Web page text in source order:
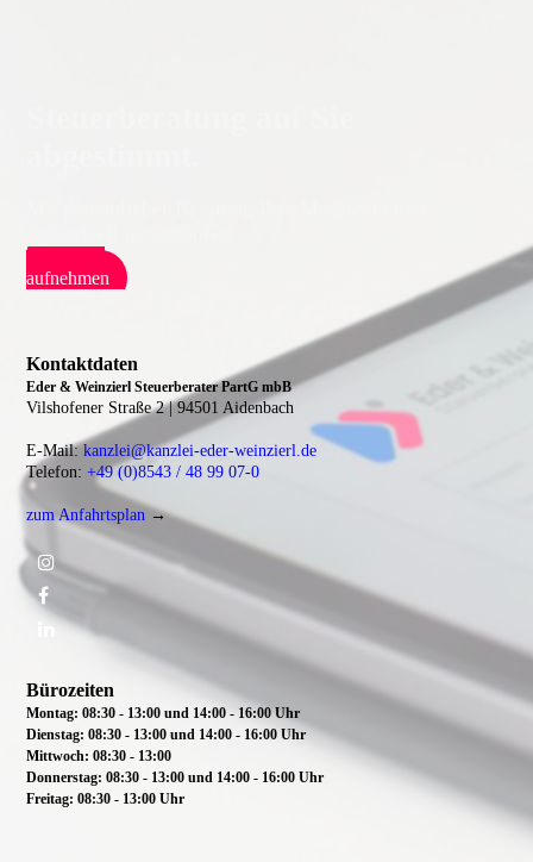
Kontakt
aufnehmen
Kontaktdaten
Eder & Weinzierl Steuerberater PartG mbB
Vilshofener Straße 2 |94501 Aidenbach
E-Mail:kanzlei@kanzlei-eder-weinzierl.de
Telefon:+49 (0)8543 / 48 99 07-0
zum Anfahrtsplan →
Bürozeiten
Montag: 08:30 - 13:00 und 14:00 - 16:00 Uhr
Dienstag:08:30 - 13:00 und 14:00 - 16:00 Uhr
Mittwoch:08:30 - 13:00
Donnerstag: 08:30 - 13:00 und 14:00 - 16:00 Uhr
Freitag: 08:30 - 13:00 Uhr